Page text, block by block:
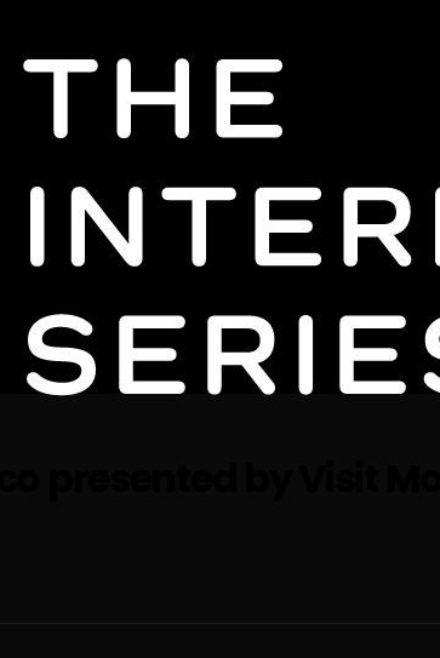
presented by Visit